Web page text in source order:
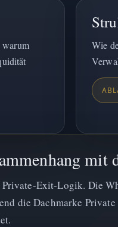
warum
Wie
mit
Exit-Logik. Die
die Dachmarke